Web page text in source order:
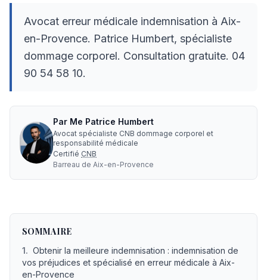
Avocat erreur médicale indemnisation à Aix-
en-Provence. Patrice Humbert, spécialiste
dommage corporel. Consultation gratuite. 04
90 54 58 10.
Par Me Patrice Humbert
Avocat spécialiste CNB dommage corporel et
responsabilité médicale
Certifié CNB
Barreau de Aix-en-Provence
SOMMAIRE
1. Obtenir la meilleure indemnisation : indemnisation de
vos préjudices et spécialisé en erreur médicale à Aix-
en-Provence